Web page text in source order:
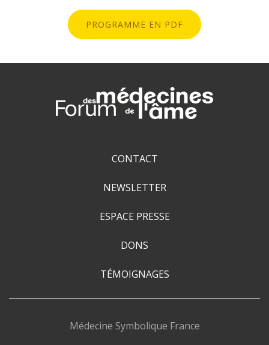
PROGRAMME EN PDF
CONTACT
NEWSLETTER
ESPACE PRESSE
DONS
TÉMOIGNAGES
Médecine Symbolique France